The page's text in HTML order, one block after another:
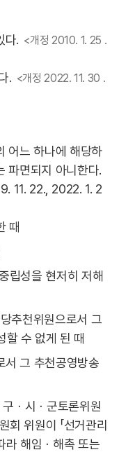
다. <개정 2010. 1. 25 .
. <개정 2022. 11. 30 .
어느 하나에 해당하
파면되지 아니한다.
11. 22., 2022. 1. 2
때
립성을 현저히 저해
추천위원으로서 그
할 수 없게 된 때
서 그 추천공영방송
ㆍ시ㆍ군토론위원
위원이 「선거관리
라 해임ㆍ해촉 또는